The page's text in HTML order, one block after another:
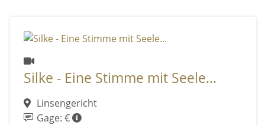
Silke - Eine Stimme mit Seele...
Linsengericht
Gage: €